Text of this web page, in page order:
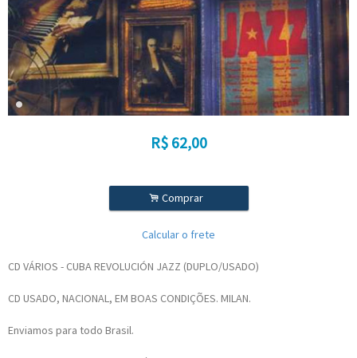
R$ 62,00
. Comprar
Calcular o frete
CD VÁRIOS - CUBA REVOLUCIÓN JAZZ (DUPLO/USADO)
CD USADO, NACIONAL, EM BOAS CONDIÇÕES. MILAN.
Enviamos para todo Brasil.